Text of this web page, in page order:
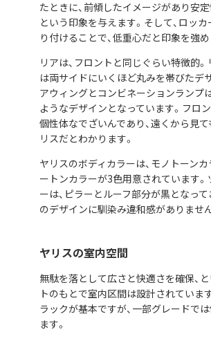
たときに、前傾したイメージがあり安
という印象を与えます。そして、ロッ
り付けることで、低重心だと印象を強め
リアは、フロントと同じぐらい特徴的
は両サイドにいくほど丸みを帯びたデ
アウィングとコンビネーションランプ
ようなデザインとなっています。フロン
個性体なでざいんであり、遠くから見
リスだとわかります。
ヤリスのボディカラーは、モノトーンカ
ートンカラーが3色用意されています。
ーは、ピラーとルーフ部分が黒となって
のデザインに馴染み違和感がありません
ヤリスの室内空間
無駄を落として広さと快適さを確保、
トのもとで室内区間は設計されていま
ラックが基本ですが、一部グレードで
ます。